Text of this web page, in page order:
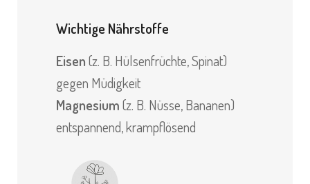
Wichtige Nährstoffe
Eisen(z. B. Hülsenfrüchte, Spinat)
gegen Müdigkeit
Magnesium(z. B. Nüsse, Bananen)
entspannend, krampflösend